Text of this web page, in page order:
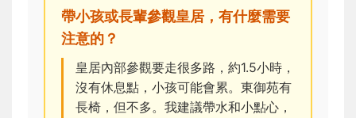
帶小孩或長輩參觀皇居，有什麼需要
注意的？
皇居內部參觀要走很多路，約1.5小時，
沒有休息點，小孩可能會累。東御苑有
長椅，但不多。我建議帶水和小點心，